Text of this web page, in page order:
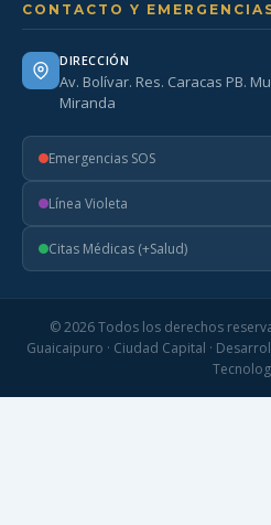
CONTACTO Y
DIRECCIÓN
Av. Bolívar. Res. Caracas PB.
Miranda
Emergencias SOS
Línea Violeta
Citas Médicas (+Salud)
© 2026 Todos los derechos
Guaicaipuro · Ciudad Capital ·